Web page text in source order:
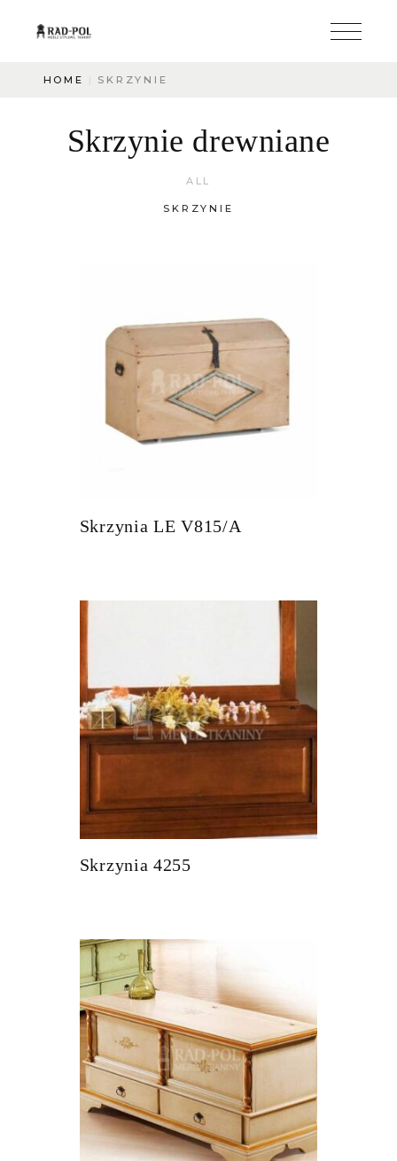
HOME SKRZYNIE
Skrzynie drewniane
ALL
SKRZYNIE
Skrzynia LE V815/A
Skrzynia 4255